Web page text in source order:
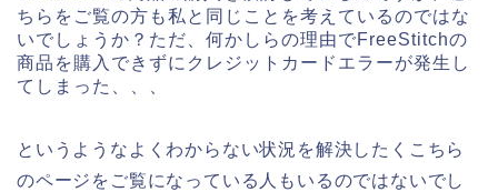
ちらをご覧の方も私と同じことを考えているのではな
いでしょうか？ただ、何かしらの理由でFreeStitchの
商品を購入できずにクレジットカードエラーが発生し
てしまった、、、
というようなよくわからない状況を解決したくこちら
のページをご覧になっている人もいるのではないでし